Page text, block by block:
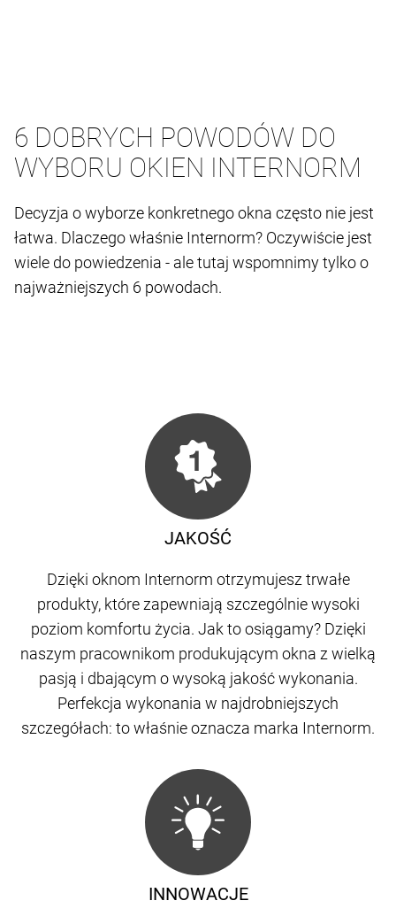
6 DOBRYCH POWODÓW DO
WYBORU OKIEN INTERNORM
Decyzja o wyborze konkretnego okna często nie jest
łatwa. Dlaczego właśnie Internorm? Oczywiście jest
wiele do powiedzenia - ale tutaj wspomnimy tylko o
najważniejszych 6 powodach.
JAKOŚĆ
Dzięki oknom Internorm otrzymujesz trwałe
produkty, które zapewniają szczególnie wysoki
poziom komfortu życia. Jak to osiągamy? Dzięki
naszym pracownikom produkującym okna z wielką
pasją i dbającym o wysoką jakość wykonania.
Perfekcja wykonania w najdrobniejszych
szczegółach: to właśnie oznacza marka Internorm.
INNOWACJE